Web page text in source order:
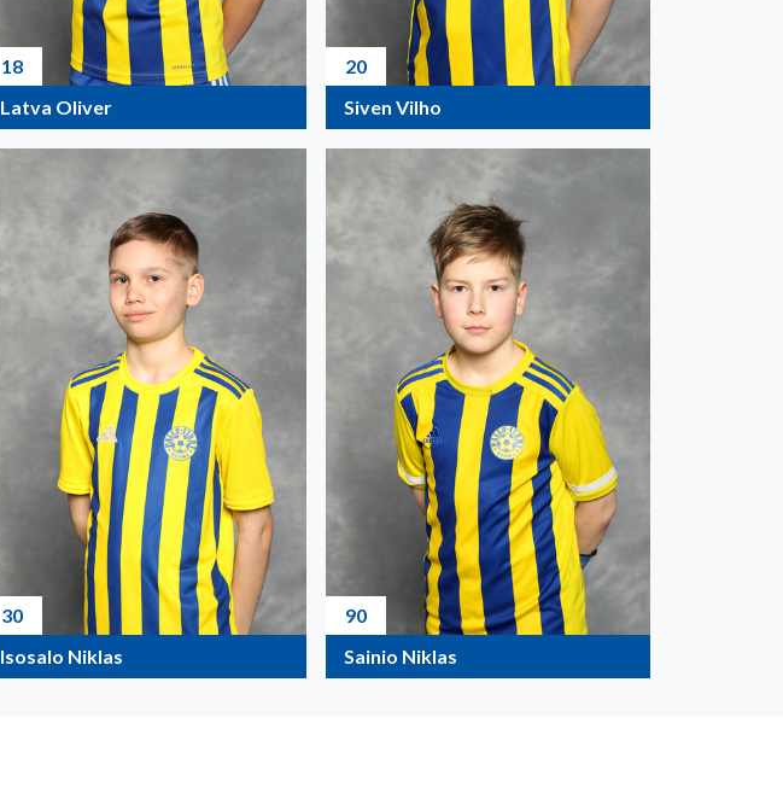
18
Latva Oliver
20
Siven Vilho
30
Isosalo Niklas
90
Sainio Niklas